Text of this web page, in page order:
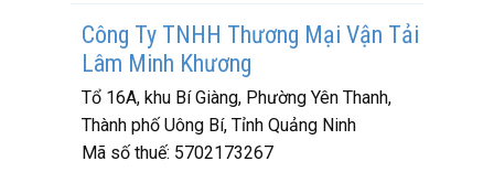
Công Ty TNHH Thương Mại Vận Tải
Lâm Minh Khương
Tổ 16A, khu Bí Giàng, Phường Yên Thanh,
Thành phố Uông Bí, Tỉnh Quảng Ninh
Mã số thuế: 5702173267